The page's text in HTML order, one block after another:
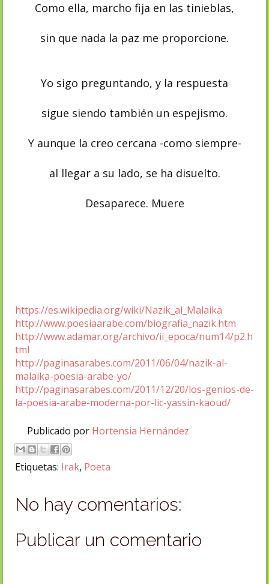
Como ella, marcho fija en las tinieblas,
sin que nada la paz me proporcione.
Yo sigo preguntando, y la respuesta
sigue siendo también un espejismo.
Y aunque la creo cercana -como siempre-
al llegar a su lado, se ha disuelto.
Desaparece. Muere
https://es.wikipedia.org/wiki/Nazik_al_Malaika
http://www.poesiaarabe.com/biografia_nazik.htm
http://www.adamar.org/archivo/ii_epoca/num14/p2.h
tml
http://paginasarabes.com/2011/06/04/nazik-al-
malaika-poesia-arabe-yo/
http://paginasarabes.com/2011/12/20/los-genios-de-
la-poesia-arabe-moderna-por-lic-yassin-kaoud/
Publicado por Hortensia Hernández
Etiquetas: Irak, Poeta
No hay comentarios:
Publicar un comentario